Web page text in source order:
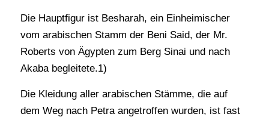
Die Hauptfigur ist Besharah, ein Einheimischer
vom arabischen Stamm der Beni Said, der Mr.
Roberts von Ägypten zum Berg Sinai und nach
Akaba begleitete.1)
Die Kleidung aller arabischen Stämme, die auf
dem Weg nach Petra angetroffen wurden, ist fast